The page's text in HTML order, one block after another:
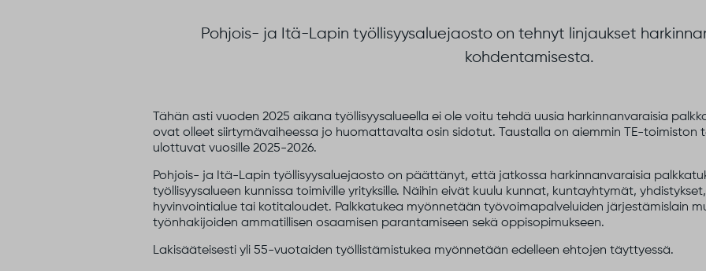
Pohjois- ja Itä-Lapin työllisyysaluejaosto on tehnyt linjaukset
kohdentamisesta.
Tähän asti vuoden 2025 aikana työllisyysalueella ei ole voitu tehdä uusia harkinnanvaraisia
ovat olleet siirtymävaiheessa jo huomattavalta osin sidotut. Taustalla on aiemmin TE-
ulottuvat vuosille 2025-2026.
Pohjois- ja Itä-Lapin työllisyysaluejaosto on päättänyt, että jatkossa harkinnanvaraisia
työllisyysalueen kunnissa toimiville yrityksille. Näihin eivät kuulu kunnat, kuntayhtymät,
hyvinvointialue tai kotitaloudet. Palkkatukea myönnetään työvoimapalveluiden järjestämislain
työnhakijoiden ammatillisen osaamisen parantamiseen sekä oppisopimukseen.
Lakisääteisesti yli 55-vuotaiden työllistämistukea myönnetään edelleen ehtojen täyttyessä.